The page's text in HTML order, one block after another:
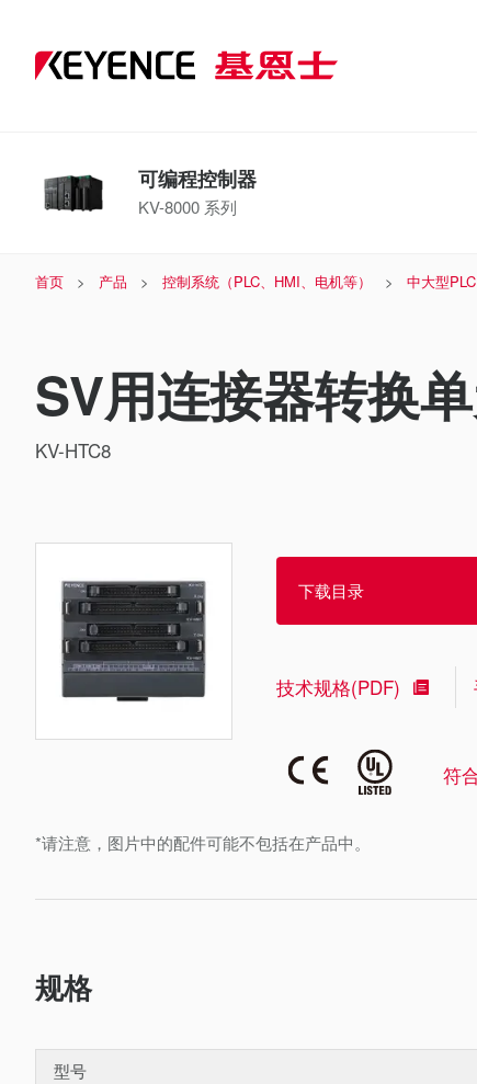
可编程控制器
KV-8000 系列
首页 产品 控制系统（PLC、HMI、电机等） 中大型
SV用连接器转换
KV-HTC8
*请注意，图片中的配件可能不包括在产品中。
下载目录
技术规格(PDF)
符
规格
型号